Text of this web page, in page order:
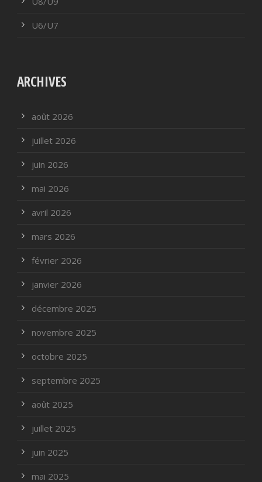
U6/U7
ARCHIVES
août 2026
juillet 2026
juin 2026
mai 2026
avril 2026
mars 2026
février 2026
janvier 2026
décembre 2025
novembre 2025
octobre 2025
septembre 2025
août 2025
juillet 2025
juin 2025
mai 2025